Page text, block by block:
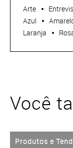
Arte
Azul
Laranja
Você
Produtos e